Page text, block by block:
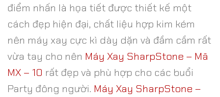
điểm nhấn là họa tiết được thiết kế một
cách đẹp hiện đại, chất liệu hợp kim kém
nên máy xay cực kì dày dặn và đầm cầm rất
vừa tay cho nên Máy Xay SharpStone – Mã
MX – 10 rất đẹp và phù hợp cho các buổi
Party đông người. Máy Xay SharpStone –